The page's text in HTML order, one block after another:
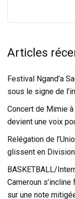
Articles
Festival Ngand’a
sous le signe de
Concert de Mimie à
devient une voix
Relégation de
glissent en
BASKETBALL/
Cameroun
sur une note